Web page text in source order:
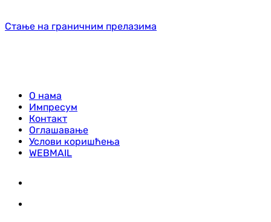
Стање на граничним прелазима
О нама
Импресум
Контакт
Оглашавање
Услови коришћења
WEBMAIL